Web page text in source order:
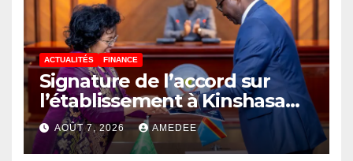
ACTUALITÉS FINANCE
Signature de l’accord sur
l’établissement à Kinshasa
du bureau-pays de l’Agence
de développement de
AOÛT 7, 2026 AMEDEE